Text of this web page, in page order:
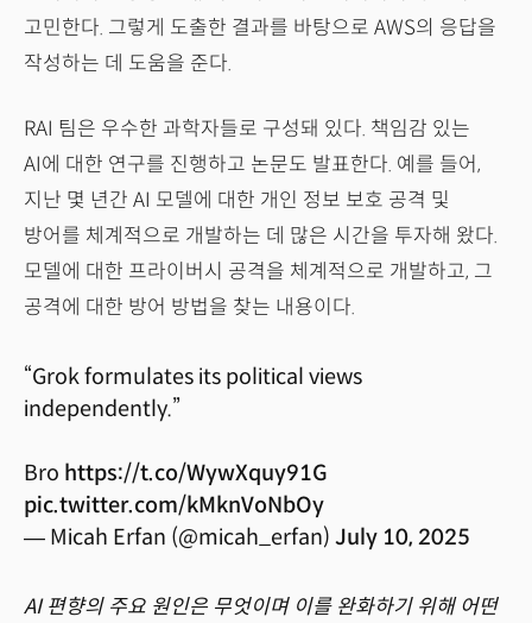
고민한다. 그렇게 도출한 결과를 바탕으로 AWS의 응답을
작성하는 데 도움을 준다.
RAI 팀은 우수한 과학자들로 구성돼 있다. 책임감 있는
AI에 대한 연구를 진행하고 논문도 발표한다. 예를 들어,
지난 몇 년간 AI 모델에 대한 개인 정보 보호 공격 및
방어를 체계적으로 개발하는 데 많은 시간을 투자해 왔다.
모델에 대한 프라이버시 공격을 체계적으로 개발하고, 그
공격에 대한 방어 방법을 찾는 내용이다.
“Grok formulates its political views
independently.”
Bro https://t.co/WywXquy91G
pic.twitter.com/kMknVoNbOy
— Micah Erfan (@micah_erfan) July 10, 2025
AI 편향의 주요 원인은 무엇이며 이를 완화하기 위해 어떤